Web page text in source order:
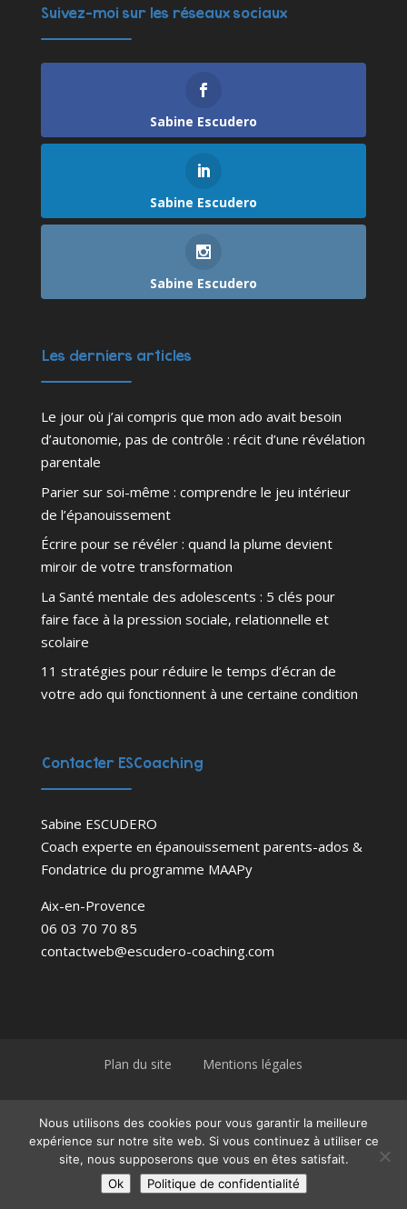
Suivez-moi sur les réseaux sociaux
Sabine Escudero
Sabine Escudero
Sabine Escudero
Les derniers articles
Le jour où j’ai compris que mon ado avait besoin
d’autonomie, pas de contrôle : récit d’une révélation
parentale
Parier sur soi-même : comprendre le jeu intérieur
de l’épanouissement
Écrire pour se révéler : quand la plume devient
miroir de votre transformation
La Santé mentale des adolescents : 5 clés pour
faire face à la pression sociale, relationnelle et
scolaire
11 stratégies pour réduire le temps d’écran de
votre ado qui fonctionnent à une certaine condition
Contacter ESCoaching
Sabine ESCUDERO
Coach experte en épanouissement parents-ados &
Fondatrice du programme MAAPy
Aix-en-Provence
06 03 70 70 85
contactweb@escudero-coaching.com
Plan du site Mentions légales
Politique de confidentialité
© 2026 ESCoaching ~ Sabine Escudero Coaching ~ Site réalisé
avec joie parRémi Renouleau
Nous utilisons des cookies pour vous garantir la meilleure
expérience sur notre site web. Si vous continuez à utiliser ce
site, nous supposerons que vous en êtes satisfait.
Ok
Politique de confidentialité